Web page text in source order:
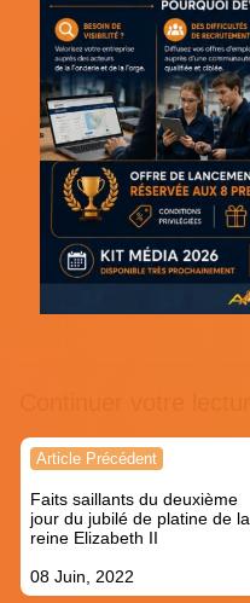
Navigation
l’article
Article Précédent
Faits saillants du deuxième
jour du jubilé de platine de la
reine Elizabeth II
08 Juin, 2022